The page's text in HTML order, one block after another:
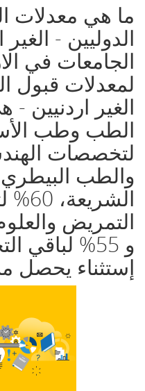
ما هي معدلات
الدوليين -
الجامعات في
لمعدلات قبول
لتخصصات
التمريض
و 55%
إستثناء يحصل